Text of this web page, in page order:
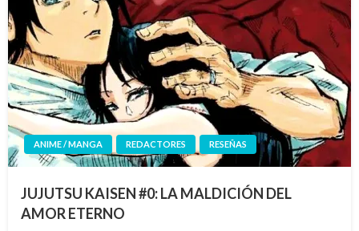
ANIME / MANGA REDACTORES RESEÑAS
JUJUTSU KAISEN #0: LA MALDICIÓN DEL
AMOR ETERNO